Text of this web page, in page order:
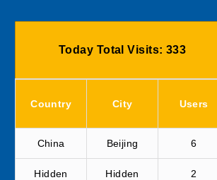
Today Total Visits: 333
Country City Users
China Beijing 6
Hidden Hidden 2